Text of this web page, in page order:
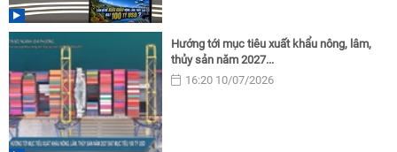
Hướng tới mục tiêu xuất khẩu nông, lâm,
thủy sản năm 2027...
16:20 10/07/2026